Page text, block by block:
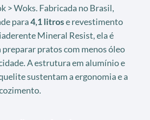
> Woks. Fabricada no Brasil,
para4,1 litrose revestimento
Mineral Resist, ela é
preparar pratos com menos óleo
A estrutura em alumínio e
sustentam a ergonomia e a